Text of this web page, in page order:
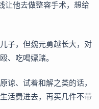
让他去做整容手术，想给
子，但魏元勇越长大，对
、吃喝嫖赌。
谅、试着和解之类的话，
活费进去，再买几件不带